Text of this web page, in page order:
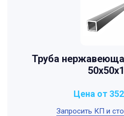
Труба
Запросить КП и
Цена от